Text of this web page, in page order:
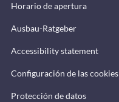
Horario de apertura
Ausbau-Ratgeber
Accessibility statement
Configuración de las cookies
Protección de datos